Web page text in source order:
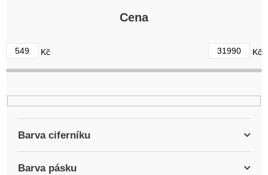
d
u
k
ů
Cena
549 Kč 31990 Kč
Barva ciferníku
Barva pásku